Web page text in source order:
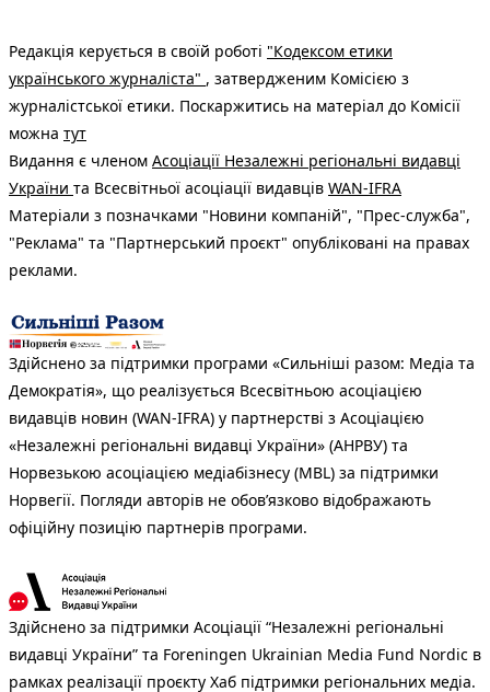
Редакція керується в своїй роботі "Кодексом етики
українського журналіста" , затвердженим Комісією з
журналістської етики. Поскаржитись на матеріал до Комісії
можна тут
Видання є членом Асоціації Незалежні регіональні видавці
України та Всесвітньої асоціації видавців WAN-IFRA
Матеріали з позначками "Новини компаній", "Прес-служба",
"Реклама" та "Партнерський проєкт" опубліковані на правах
реклами.
Здійснено за підтримки програми «Сильніші разом: Медіа та
Демократія», що реалізується Всесвітньою асоціацією
видавців новин (WAN-IFRA) у партнерстві з Асоціацією
«Незалежні регіональні видавці України» (АНРВУ) та
Норвезькою асоціацією медіабізнесу (MBL) за підтримки
Норвегії. Погляди авторів не обов’язково відображають
офіційну позицію партнерів програми.
Здійснено за підтримки Асоціації “Незалежні регіональні
видавці України” та Foreningen Ukrainian Media Fund Nordic в
рамках реалізації проєкту Хаб підтримки регіональних медіа.